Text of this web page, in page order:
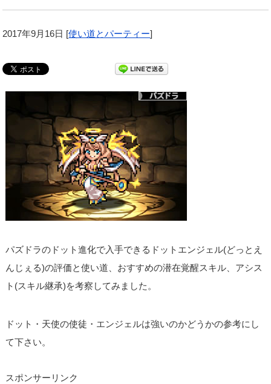
2017年9月16日 [使い道とパーティー]
パズドラのドット進化で入手できるドットエンジェル(どっとえ
んじぇる)の評価と使い道、おすすめの潜在覚醒スキル、アシス
ト(スキル継承)を考察してみました。
ドット・天使の使徒・エンジェルは強いのかどうかの参考にし
て下さい。
スポンサーリンク